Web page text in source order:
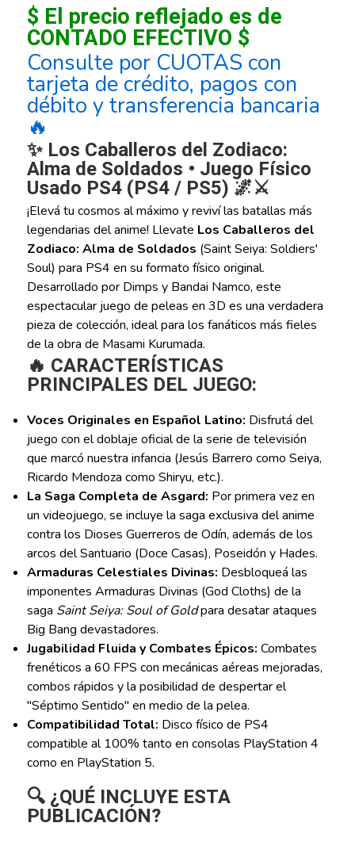
$ El precio reflejado es de
CONTADO EFECTIVO $
Consulte por CUOTAS con
tarjeta de crédito, pagos con
débito y transferencia bancaria
🔥
✨ Los Caballeros del Zodiaco:
Alma de Soldados • Juego Físico
Usado PS4 (PS4 / PS5) 🌌⚔️
¡Elevá tu cosmos al máximo y reviví las batallas más
legendarias del anime! Llevate Los Caballeros del
Zodiaco: Alma de Soldados (Saint Seiya: Soldiers'
Soul) para PS4 en su formato físico original.
Desarrollado por Dimps y Bandai Namco, este
espectacular juego de peleas en 3D es una verdadera
pieza de colección, ideal para los fanáticos más fieles
de la obra de Masami Kurumada.
🔥 CARACTERÍSTICAS
PRINCIPALES DEL JUEGO:
Voces Originales en Español Latino: Disfrutá del
juego con el doblaje oficial de la serie de televisión
que marcó nuestra infancia (Jesús Barrero como Seiya,
Ricardo Mendoza como Shiryu, etc.).
La Saga Completa de Asgard: Por primera vez en
un videojuego, se incluye la saga exclusiva del anime
contra los Dioses Guerreros de Odín, además de los
arcos del Santuario (Doce Casas), Poseidón y Hades.
Armaduras Celestiales Divinas: Desbloqueá las
imponentes Armaduras Divinas (God Cloths) de la
saga Saint Seiya: Soul of Goldpara desatar ataques
Big Bang devastadores.
Jugabilidad Fluida y Combates Épicos: Combates
frenéticos a 60 FPS con mecánicas aéreas mejoradas,
combos rápidos y la posibilidad de despertar el
"Séptimo Sentido" en medio de la pelea.
Compatibilidad Total: Disco físico de PS4
compatible al 100% tanto en consolas PlayStation 4
como en PlayStation 5.
🔍 ¿QUÉ INCLUYE ESTA
PUBLICACIÓN?